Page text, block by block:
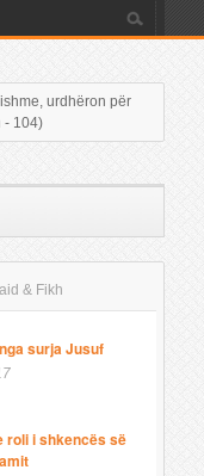
urdhëron për
- 104)
& Fikh
surja Jusuf
roli i shkencës së